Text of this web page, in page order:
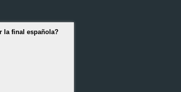
la final española?